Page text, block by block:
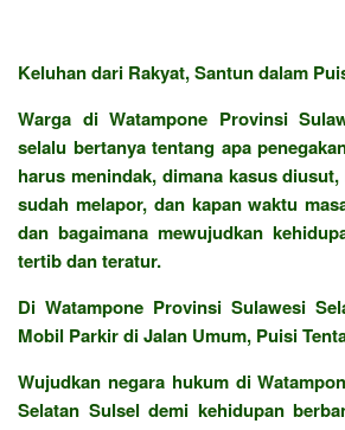
Keluhan dari Rakyat, Santun dalam
Warga di Watampone Provinsi
selalu bertanya tentang apa
harus menindak, dimana kasus
sudah melapor, dan kapan waktu
dan bagaimana mewujudkan
tertib dan teratur.
Di Watampone Provinsi Sulawesi
Mobil Parkir di Jalan Umum, Puisi
Wujudkan negara hukum di
Selatan Sulsel demi kehidupan